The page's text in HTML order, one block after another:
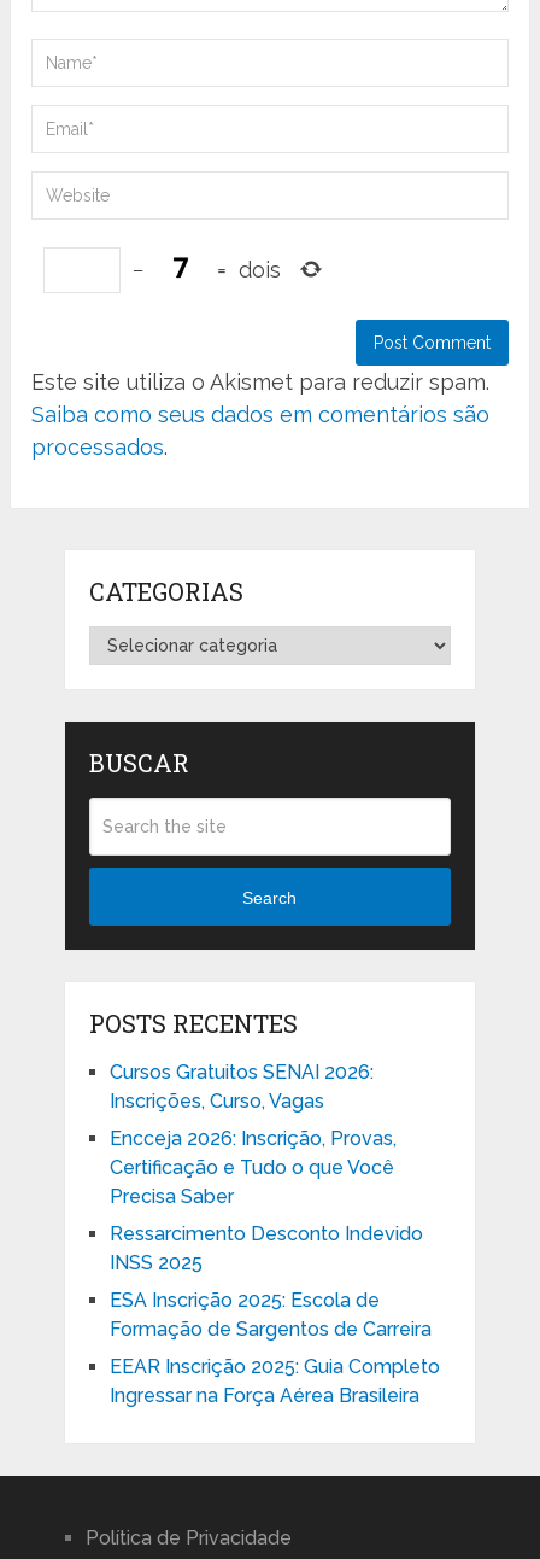
− = dois
Este site utiliza o Akismet para reduzir spam.
Saiba como seus dados em comentários são
processados.
CATEGORIAS
Categorias
BUSCAR
Search
POSTS RECENTES
Cursos Gratuitos SENAI 2026:
Inscrições, Curso, Vagas
Encceja 2026: Inscrição, Provas,
Certificação e Tudo o que Você
Precisa Saber
Ressarcimento Desconto Indevido
INSS 2025
ESA Inscrição 2025: Escola de
Formação de Sargentos de Carreira
EEAR Inscrição 2025: Guia Completo
Ingressar na Força Aérea Brasileira
Política de Privacidade